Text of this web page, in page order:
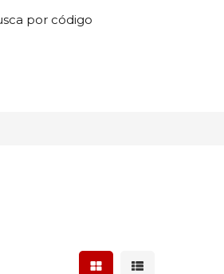
Mostrar resultados
Mostrar